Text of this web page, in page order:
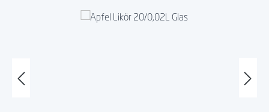
Bildergalerie überspringen